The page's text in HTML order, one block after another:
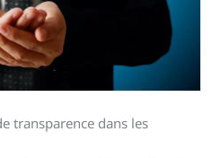
transparence dans les